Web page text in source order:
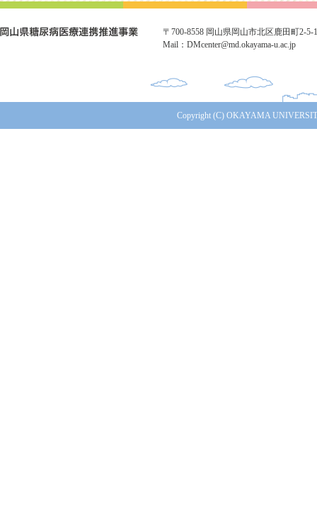
〒700-8558 岡山県岡山市北区鹿田町2-
Mail：DMcenter@md.okayama-u.ac.jp
Copyright (C) OKAYAMA